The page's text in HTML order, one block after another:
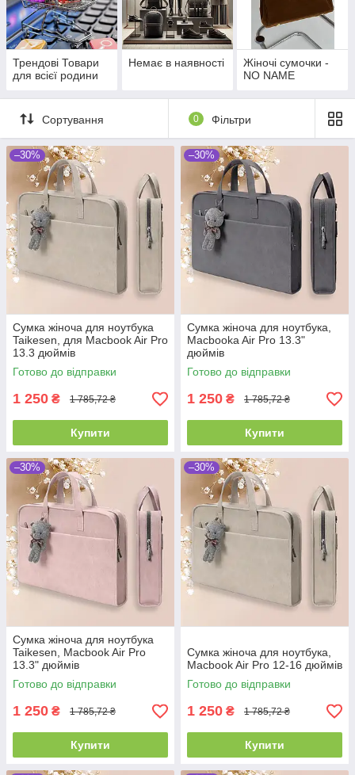
Трендові Товари
для всієї родини
Немає в наявності
Жіночі сумочки -
NO NAME
Сортування 0 Фільтри
–30%
Сумка жіноча для ноутбука
Taikesen, для Macbook Air Pro
13.3 дюймів
Готово до відправки
1 250 ₴ 1 785,72 ₴
Купити
–30%
Сумка жіноча для ноутбука,
Macbooka Air Pro 13.3"
дюймів
Готово до відправки
1 250 ₴ 1 785,72 ₴
Купити
–30%
Сумка жіноча для ноутбука
Taikesen, Macbook Air Pro
13.3" дюймів
Готово до відправки
1 250 ₴ 1 785,72 ₴
Купити
–30%
Сумка жіноча для ноутбука,
Macbook Air Pro 12-16 дюймів
Готово до відправки
1 250 ₴ 1 785,72 ₴
Купити